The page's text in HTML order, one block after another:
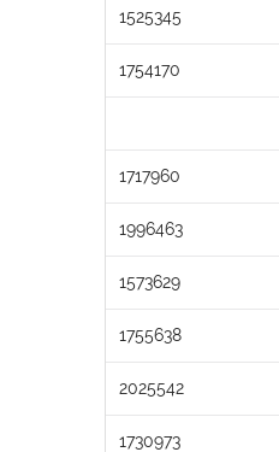
1525345
1754170
1717960
1996463
1573629
1755638
2025542
1730973